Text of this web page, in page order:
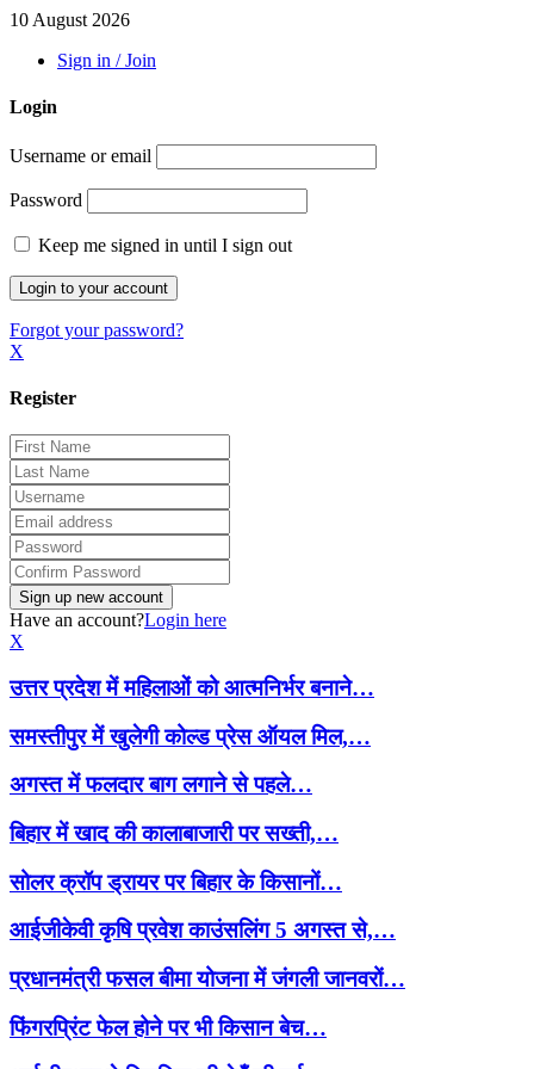
10 August 2026
Sign in / Join
Login
Username or email
Password
Keep me signed in until I sign out
Forgot your password?
X
Register
Have an account?Login here
X
उत्तर प्रदेश में महिलाओं को आत्मनिर्भर बनाने…
समस्तीपुर में खुलेगी कोल्ड प्रेस ऑयल मिल,…
अगस्त में फलदार बाग लगाने से पहले…
बिहार में खाद की कालाबाजारी पर सख्ती,…
सोलर क्रॉप ड्रायर पर बिहार के किसानों…
आईजीकेवी कृषि प्रवेश काउंसलिंग 5 अगस्त से,…
प्रधानमंत्री फसल बीमा योजना में जंगली जानवरों…
फिंगरप्रिंट फेल होने पर भी किसान बेच…